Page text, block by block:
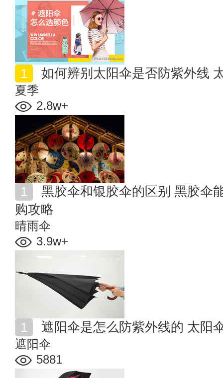
如何辨别太阳伞是否防紫外线
夏季
2.8w+
购攻略
晴雨伞
3.9w+
遮阳伞是怎么防紫外线的 太阳
遮阳伞
5881